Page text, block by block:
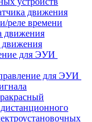
движения
реле времени
движения
движения
для ЭУИ
для ЭУИ